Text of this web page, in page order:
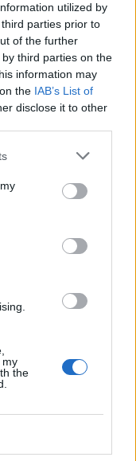
utilized by
parties prior to
of the further
third parties on the
information may
the IAB’s List of
disclose it to other
my
the
πολιορκία η
αποδοτικότητας
«Όταν σου
(vid)
τον Ιούλιο
στα 550 εκατ. ευρώ –
κέρδη 313 εκατ. ευρώ